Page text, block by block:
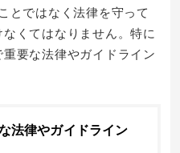
とではなく法律を守って
くてはなりません。特に
要な法律やガイドライン
法律やガイドライン